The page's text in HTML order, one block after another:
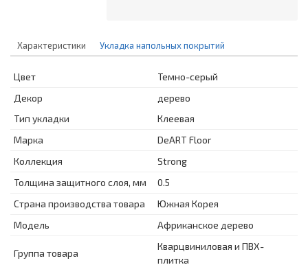
Характеристики Укладка напольных покрытий
Цвет
Темно-серый
Декор
дерево
Тип укладки
Клеевая
Марка
DeART Floor
Коллекция
Strong
Толщина защитного слоя, мм
0.5
Страна производства товара
Южная Корея
Модель
Африканское дерево
Группа товара
Кварцвиниловая и ПВХ-
плитка